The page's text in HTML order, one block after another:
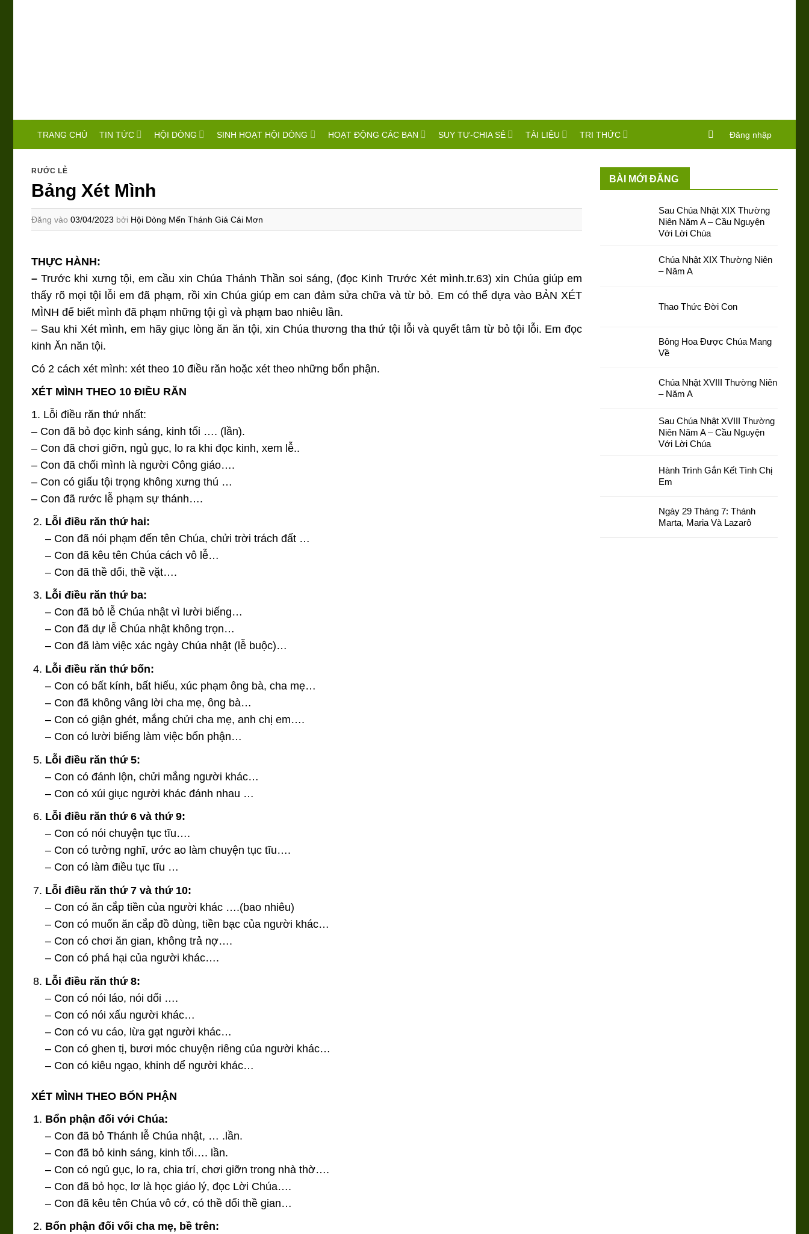
TRANG CHỦ TIN TỨC HỘI DÒNG SINH HOẠT HỘI DÒNG HOẠT ĐỘNG CÁC BAN SUY TƯ-CHIA SẺ TÀI LIỆU TRI THỨC Đăng nhập
RƯỚC LỄ
Bảng Xét Mình
Đăng vào 03/04/2023 bởi Hội Dòng Mến Thánh Giá Cái Mơn
THỰC HÀNH:
– Trước khi xưng tội, em cầu xin Chúa Thánh Thần soi sáng, (đọc Kinh Trước Xét mình.tr.63) xin Chúa giúp em
thấy rõ mọi tội lỗi em đã phạm, rồi xin Chúa giúp em can đảm sửa chữa và từ bỏ. Em có thể dựa vào BẢN XÉT
MÌNH để biết mình đã phạm những tội gì và phạm bao nhiêu lần.
– Sau khi Xét mình, em hãy giục lòng ăn ăn tội, xin Chúa thương tha thứ tội lỗi và quyết tâm từ bỏ tội lỗi. Em đọc
kinh Ăn năn tội.
Có 2 cách xét mình: xét theo 10 điều răn hoặc xét theo những bổn phận.
XÉT MÌNH THEO 10 ĐIỀU RĂN
1. Lỗi điều răn thứ nhất:
– Con đã bỏ đọc kinh sáng, kinh tối …. (lần).
– Con đã chơi giỡn, ngủ gục, lo ra khi đọc kinh, xem lễ..
– Con đã chối mình là người Công giáo….
– Con có giấu tội trọng không xưng thú …
– Con đã rước lễ phạm sự thánh….
Lỗi điều răn thứ hai:
– Con đã nói phạm đến tên Chúa, chửi trời trách đất …
– Con đã kêu tên Chúa cách vô lễ…
– Con đã thề dối, thề vặt….
Lỗi điều răn thứ ba:
– Con đã bỏ lễ Chúa nhật vì lười biếng…
– Con đã dự lễ Chúa nhật không trọn…
– Con đã làm việc xác ngày Chúa nhật (lễ buộc)…
Lỗi điều răn thứ bốn:
– Con có bất kính, bất hiếu, xúc phạm ông bà, cha mẹ…
– Con đã không vâng lời cha mẹ, ông bà…
– Con có giận ghét, mắng chửi cha mẹ, anh chị em….
– Con có lười biếng làm việc bổn phận…
Lỗi điều răn thứ 5:
– Con có đánh lộn, chửi mắng người khác…
– Con có xúi giục người khác đánh nhau …
Lỗi điều răn thứ 6 và thứ 9:
– Con có nói chuyện tục tĩu….
– Con có tưởng nghĩ, ước ao làm chuyện tục tĩu….
– Con có làm điều tục tĩu …
Lỗi điều răn thứ 7 và thứ 10:
– Con có ăn cắp tiền của người khác ….(bao nhiêu)
– Con có muốn ăn cắp đồ dùng, tiền bạc của người khác…
– Con có chơi ăn gian, không trả nợ….
– Con có phá hại của người khác….
Lỗi điều răn thứ 8:
– Con có nói láo, nói dối ….
– Con có nói xấu người khác…
– Con có vu cáo, lừa gạt người khác…
– Con có ghen tị, bươi móc chuyện riêng của người khác…
– Con có kiêu ngạo, khinh dể người khác…
XÉT MÌNH THEO BỔN PHẬN
Bổn phận đối với Chúa:
– Con đã bỏ Thánh lễ Chúa nhật, … .lần.
– Con đã bỏ kinh sáng, kinh tối…. lần.
– Con có ngủ gục, lo ra, chia trí, chơi giỡn trong nhà thờ….
– Con đã bỏ học, lơ là học giáo lý, đọc Lời Chúa….
– Con đã kêu tên Chúa vô cớ, có thề dối thề gian…
Bổn phận đối vối cha mẹ, bề trên:
BÀI MỚI ĐĂNG
Sau Chúa Nhật XIX Thường
Niên Năm A – Cầu Nguyện
Với Lời Chúa
Chúa Nhật XIX Thường Niên
– Năm A
Thao Thức Đời Con
Bông Hoa Được Chúa Mang
Về
Chúa Nhật XVIII Thường Niên
– Năm A
Sau Chúa Nhật XVIII Thường
Niên Năm A – Cầu Nguyện
Với Lời Chúa
Hành Trình Gắn Kết Tình Chị
Em
Ngày 29 Tháng 7: Thánh
Marta, Maria Và Lazarô